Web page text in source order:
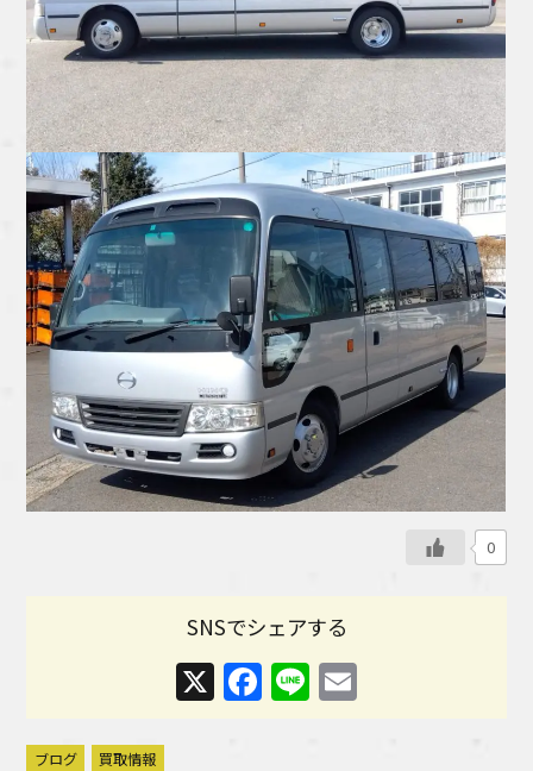
0
SNSでシェアする
X Facebook
Line
ブログ 買取情報